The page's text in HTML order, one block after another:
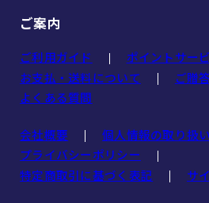
ご案内
ご利用ガイド
ポイントサー
お支払・送料について
ご贈
よくある質問
会社概要
個人情報の取り扱い
プライバシーポリシー
特定商取引に基づく表記
サ